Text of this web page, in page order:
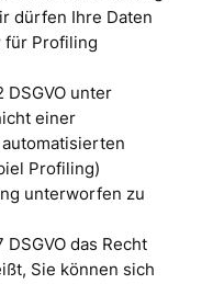
dürfen Ihre Daten
für Profiling
DSGVO unter
einer
Profiling)
unterworfen zu
das Recht
Sie können sich